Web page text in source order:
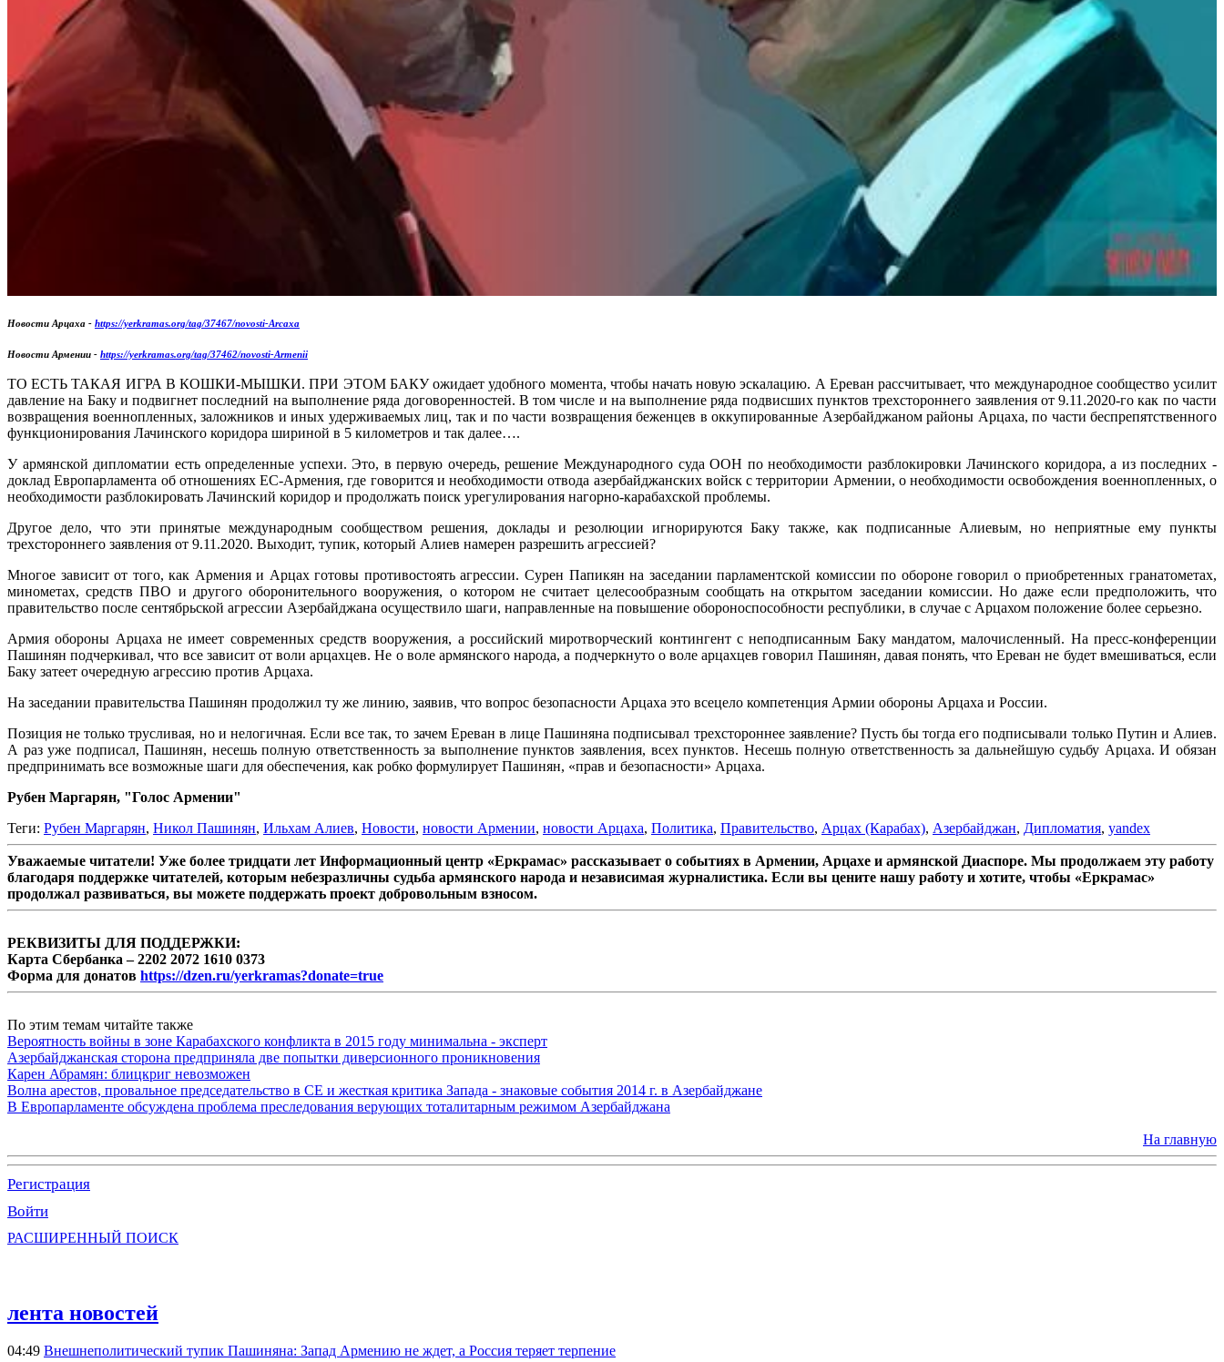
Новости Арцаха - https://yerkramas.org/tag/37467/novosti-Arcaxa
Новости Армении - https://yerkramas.org/tag/37462/novosti-Armenii
ТО ЕСТЬ ТАКАЯ ИГРА В КОШКИ-МЫШКИ. ПРИ ЭТОМ БАКУ ожидает удобного момента, чтобы начать новую эскалацию. А Ереван рассчитывает, что международное сообщество усилит
давление на Баку и подвигнет последний на выполнение ряда договоренностей. В том числе и на выполнение ряда подвисших пунктов трехстороннего заявления от 9.11.2020-го как по части
возвращения военнопленных, заложников и иных удерживаемых лиц, так и по части возвращения беженцев в оккупированные Азербайджаном районы Арцаха, по части беспрепятственного
функционирования Лачинского коридора шириной в 5 километров и так далее….
У армянской дипломатии есть определенные успехи. Это, в первую очередь, решение Международного суда ООН по необходимости разблокировки Лачинского коридора, а из последних -
доклад Европарламента об отношениях ЕС-Армения, где говорится и необходимости отвода азербайджанских войск с территории Армении, о необходимости освобождения военнопленных, о
необходимости разблокировать Лачинский коридор и продолжать поиск урегулирования нагорно-карабахской проблемы.
Другое дело, что эти принятые международным сообществом решения, доклады и резолюции игнорируются Баку также, как подписанные Алиевым, но неприятные ему пункты
трехстороннего заявления от 9.11.2020. Выходит, тупик, который Алиев намерен разрешить агрессией?
Многое зависит от того, как Армения и Арцах готовы противостоять агрессии. Сурен Папикян на заседании парламентской комиссии по обороне говорил о приобретенных гранатометах,
минометах, средств ПВО и другого оборонительного вооружения, о котором не считает целесообразным сообщать на открытом заседании комиссии. Но даже если предположить, что
правительство после сентябрьской агрессии Азербайджана осуществило шаги, направленные на повышение обороноспособности республики, в случае с Арцахом положение более серьезно.
Армия обороны Арцаха не имеет современных средств вооружения, а российский миротворческий контингент с неподписанным Баку мандатом, малочисленный. На пресс-конференции
Пашинян подчеркивал, что все зависит от воли арцахцев. Не о воле армянского народа, а подчеркнуто о воле арцахцев говорил Пашинян, давая понять, что Ереван не будет вмешиваться, если
Баку затеет очередную агрессию против Арцаха.
На заседании правительства Пашинян продолжил ту же линию, заявив, что вопрос безопасности Арцаха это всецело компетенция Армии обороны Арцаха и России.
Позиция не только трусливая, но и нелогичная. Если все так, то зачем Ереван в лице Пашиняна подписывал трехстороннее заявление? Пусть бы тогда его подписывали только Путин и Алиев.
А раз уже подписал, Пашинян, несешь полную ответственность за выполнение пунктов заявления, всех пунктов. Несешь полную ответственность за дальнейшую судьбу Арцаха. И обязан
предпринимать все возможные шаги для обеспечения, как робко формулирует Пашинян, «прав и безопасности» Арцаха.
Рубен Маргарян, "Голос Армении"
Теги: Рубен Маргарян, Никол Пашинян, Ильхам Алиев, Новости, новости Армении, новости Арцаха, Политика, Правительство, Арцах (Карабах), Азербайджан, Дипломатия, yandex
Уважаемые читатели! Уже более тридцати лет Информационный центр «Еркрамас» рассказывает о событиях в Армении, Арцахе и армянской Диаспоре. Мы продолжаем эту работу
благодаря поддержке читателей, которым небезразличны судьба армянского народа и независимая журналистика. Если вы цените нашу работу и хотите, чтобы «Еркрамас»
продолжал развиваться, вы можете поддержать проект добровольным взносом.
РЕКВИЗИТЫ ДЛЯ ПОДДЕРЖКИ:
Карта Сбербанка – 2202 2072 1610 0373
Форма для донатов https://dzen.ru/yerkramas?donate=true
По этим темам читайте также
Вероятность войны в зоне Карабахского конфликта в 2015 году минимальна - эксперт
Азербайджанская сторона предприняла две попытки диверсионного проникновения
Карен Абрамян: блицкриг невозможен
Волна арестов, провальное председательство в СЕ и жесткая критика Запада - знаковые события 2014 г. в Азербайджане
В Европарламенте обсуждена проблема преследования верующих тоталитарным режимом Азербайджана
На главную
Регистрация
Войти
РАСШИРЕННЫЙ ПОИСК
лента новостей
04:49 Внешнеполитический тупик Пашиняна: Запад Армению не ждет, а Россия теряет терпение